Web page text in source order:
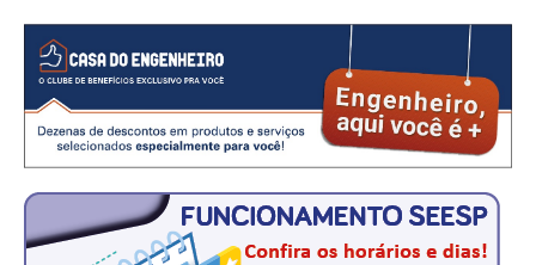
SEESP NOTÍCIAS
NOTÍCIAS NO WHATSAPP
FOTOS
PUBLICAÇÕES